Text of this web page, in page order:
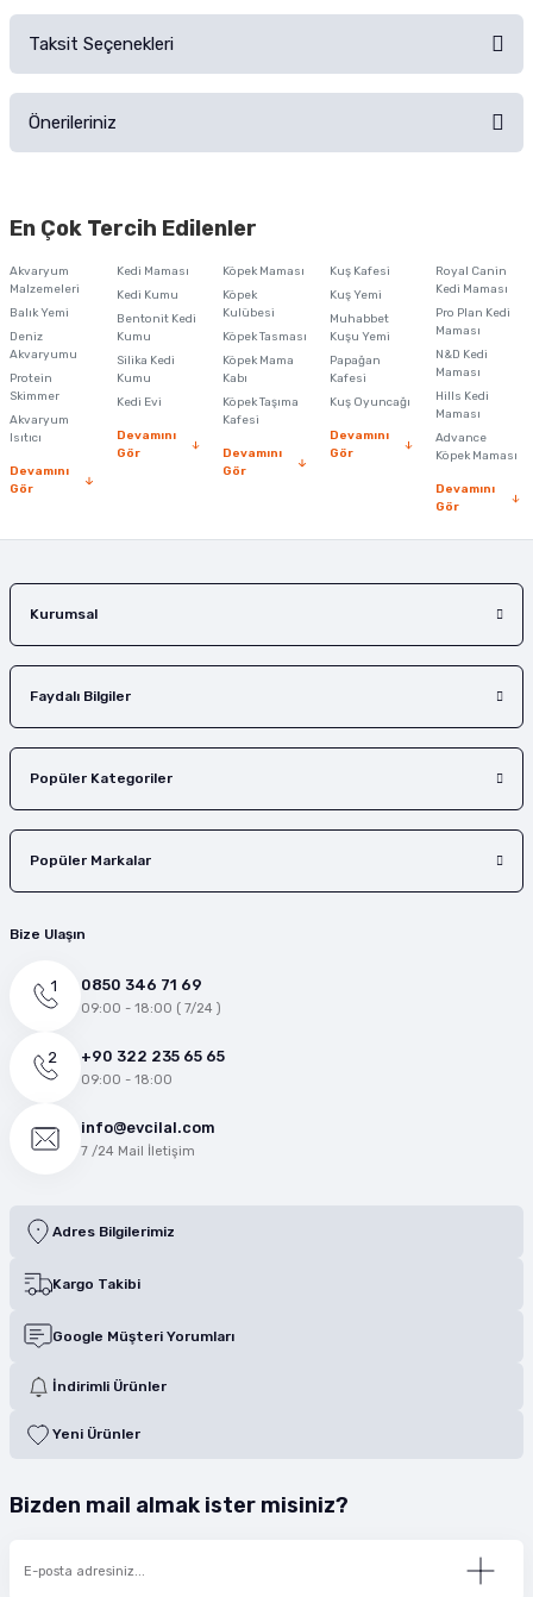
Ürünü Satın Al ve Yorumla
Taksit Seçenekleri
Önerileriniz
iletebilirsiniz.
Ürün resmi kalitesiz, bozuk veya görüntülenemiyor.
Ürün açıklamasında eksik bilgiler bulunuyor.
Ürün bilgilerinde hatalar bulunuyor.
Ürün fiyatı diğer sitelerden daha pahalı.
Bu ürüne benzer farklı alternatifler olmalı.
En Çok Tercih Edilenler
Akvaryum
Malzemeleri
Balık Yemi
Deniz
Akvaryumu
Protein
Skimmer
Akvaryum
Isıtıcı
Devamını
Gör
Kedi Maması
Kedi Kumu
Bentonit Kedi
Kumu
Silika Kedi
Kumu
Kedi Evi
Devamını
Gör
Köpek Maması
Köpek
Kulübesi
Köpek Tasması
Köpek Mama
Kabı
Köpek Taşıma
Kafesi
Devamını
Gör
Kuş Kafesi
Kuş Yemi
Muhabbet
Kuşu Yemi
Papağan
Kafesi
Kuş Oyuncağı
Devamını
Gör
Royal Canin
Kedi Maması
Pro Plan Kedi
Maması
N&D Kedi
Maması
Hills Kedi
Maması
Advance
Köpek Maması
Devamını
Gör
Kurumsal
Faydalı Bilgiler
Popüler Kategoriler
Popüler Markalar
Bize Ulaşın
0850 346 71 69
09:00 - 18:00 ( 7/24 )
+90 322 235 65 65
09:00 - 18:00
info@evcilal.com
7 /24 Mail İletişim
Adres Bilgilerimiz
Kargo Takibi
Google Müşteri Yorumları
İndirimli Ürünler
Yeni Ürünler
Bizden mail almak ister misiniz?